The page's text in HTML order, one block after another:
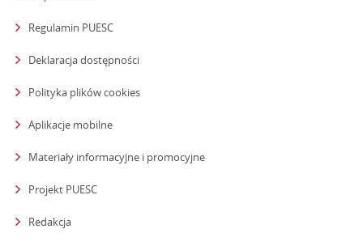
Regulamin PUESC
Deklaracja dostępności
Polityka plików cookies
Aplikacje mobilne
Materiały informacyjne i promocyjne
Projekt PUESC
Redakcja